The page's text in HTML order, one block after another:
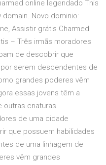
online legendado This
Novo dominio:
Assistir grátis Charmed
– Três irmãs moradores
de descobrir que
serem descendentes de
grandes poderes vêm
essas jovens têm a
outras criaturas
de uma cidade
que possuem habilidades
de uma linhagem de
vêm grandes